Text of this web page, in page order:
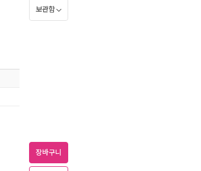
보관함
장바구니